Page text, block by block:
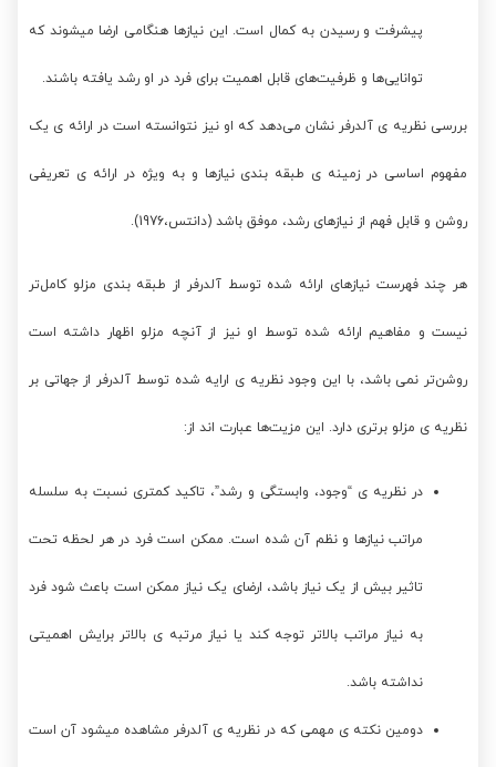
پیشرفت و رسیدن به کمال است. این نیازها هنگامی ارضا میشوند که
توانایی‌ها و ظرفیت‌های قابل اهمیت برای فرد در او رشد یافته باشند.
بررسی نظریه ی آلدرفر نشان می‌دهد که او نیز نتوانسته است در ارائه ی یک
مفهوم اساسی در زمینه ی طبقه بندی نیازها و به ویژه در ارائه ی تعریفی
روشن و قابل فهم از نیازهای رشد، موفق باشد (دانتس،1976).
هر چند فهرست نیازهای ارائه شده توسط آلدرفر از طبقه بندی مزلو کامل‌تر
نیست و مفاهیم ارائه شده توسط او نیز از آنچه مزلو اظهار داشته است
روشن‌تر نمی باشد، با این وجود نظریه ی ارایه شده توسط آلدرفر از جهاتی بر
نظریه ی مزلو برتری دارد. این مزیت‌ها عبارت اند از:
در نظریه ی “وجود، وابستگی و رشد”، تاکید کمتری نسبت به سلسله
مراتب نیازها و نظم آن شده است. ممکن است فرد در هر لحظه تحت
تاثیر بیش از یک نیاز باشد، ارضای یک نیاز ممکن است باعث شود فرد
به نیاز مراتب بالاتر توجه کند یا نیاز مرتبه ی بالاتر برایش اهمیتی
نداشته باشد.
دومین نکته ی مهمی که در نظریه ی آلدرفر مشاهده میشود آن است